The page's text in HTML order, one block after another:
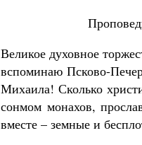
Великое духовное
вспоминаю Псково-
Михаила! Сколько
сонмом монахов,
вместе – земные и